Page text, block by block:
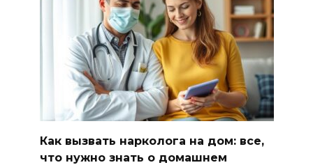
Как вызвать нарколога на дом: все,
что нужно знать о домашнем